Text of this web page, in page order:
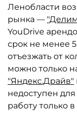
Ленобласти
рынка —
YouDrive
срок не менее
отъезжать от
можно только
"Яндекс.Драйв"
недоступен
работу только